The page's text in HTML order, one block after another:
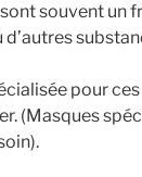
souvent un
pour
(Masques